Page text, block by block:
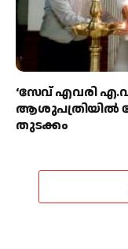
‘സേവ് എവരി
ആശുപത്രിയിൽ
തുടക്കം